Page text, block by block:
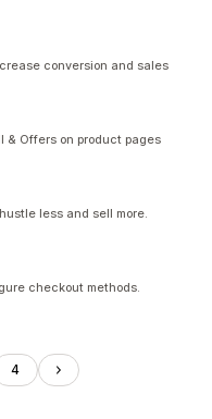
conversion and sales
& Offers on product pages
less and sell more.
checkout methods.
4